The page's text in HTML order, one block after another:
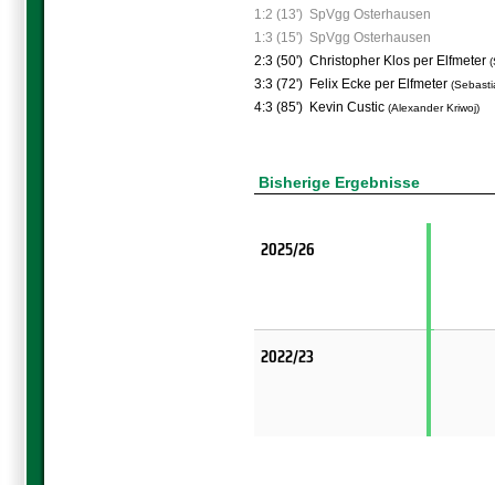
1:2 (13') SpVgg Osterhausen
1:3 (15') SpVgg Osterhausen
2:3 (50') Christopher Klos per Elfmeter
3:3 (72') Felix Ecke per Elfmeter
4:3 (85') Kevin Custic (Alexander Kriwoj)
Bisherige Ergebnisse
2025/26
2022/23